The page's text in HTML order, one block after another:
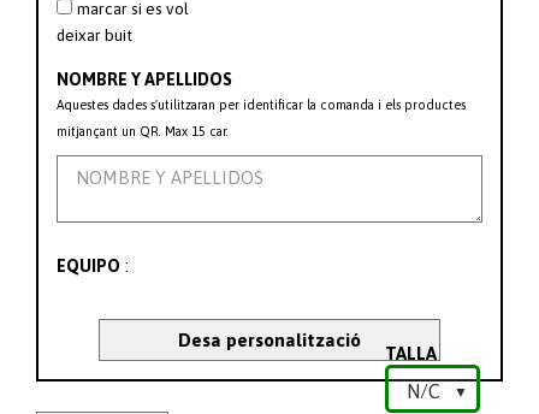
marcar si es vol
deixar buit
NOMBRE Y APELLIDOS
Aquestes dades s'utilitzaran per identificar la comanda i els productes
mitjançant un QR. Max 15 car.
EQUIPO :
Desa personalització
TALLA